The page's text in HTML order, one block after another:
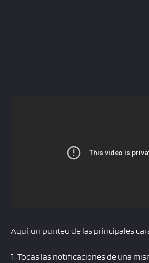
Aquí, un punteo de las principales
1. Todas las notificaciones de una